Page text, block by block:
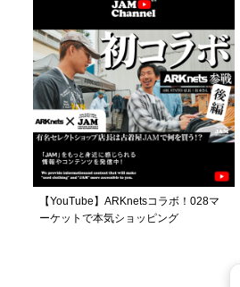
【YouTube】ARKnetsコラボ！028マ
ーケットで本気ショッピング